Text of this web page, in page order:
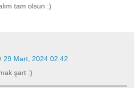
tam olsun :)
29 Mart, 2024 02:42
şart :)